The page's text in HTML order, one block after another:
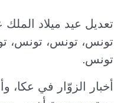
تعديل عيد ميلاد
تونس، تونس، تونس،
تونس.
أخبار الزوّار في عكا،